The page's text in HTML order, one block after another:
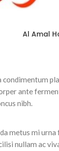
Al Amal
ante
nibh.
metus mi
nullam ac